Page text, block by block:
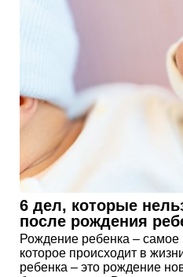
6 дел, которые
после рождения
Рождение ребенка – самое
которое происходит в
ребенка – это рождение